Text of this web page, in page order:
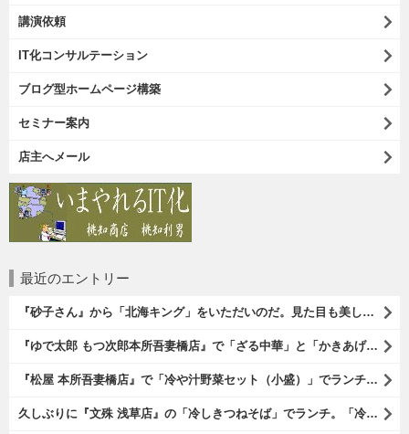
講演依頼
IT化コンサルテーション
ブログ型ホームページ構築
セミナー案内
店主へメール
最近のエントリー
『砂子さん』から「北海キング」をいただいのだ。見た目も美しいオレンジ色の果肉。 その果肉にスプーンを入れるとしっかりとした果実が丸々とすくえるのである。 一口食べれば、それはそれはうまいに決まっているのである（笑）。（砂子さんからの贈与：ないえメロン生産組合：JA新すながわ：空知郡奈井江町）
『ゆで太郎 もつ次郎本所吾妻橋店』で「ざる中華」と「かきあげ」を食べた。これを「かきあげざる中華」と呼んでいいのだろうか。まあ、呼び方はどうあれ、勿論、うまいのだからいいのだよ（笑）。（ゆで太郎 もつ次郎本所吾妻橋店：墨田区吾妻橋3丁目）
『松屋 本所吾妻橋店』で「冷や汁野菜セット（小盛）」でランチ。「冷や汁」はご飯の上に全部掛けてやるのだよ。 後はぐちゃぐちゃにして『噛むという行為は殆ど無く、ズスーッと飲み込むように食べるのである』な。 勿論、うまかったのだよ（笑）。（松屋 本所吾妻橋店：墨田区吾妻橋三）
久しぶりに『文殊 浅草店』の「冷しきつねそば」でランチ。「冷しきつめそば」のうまさは甘さである。 あたしは思い出していたのだ。この甘さのせいで「きつねそば」を敬遠していたのか、と。 でも、うまかったのだよ（笑）。（文殊 浅草店：浅草一丁目：浅草地下街）